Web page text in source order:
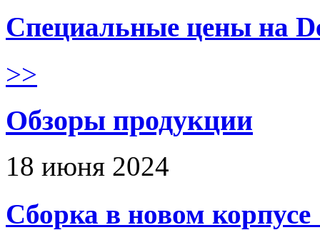
Специальные цены на
>>
Обзоры продукции
18 июня 2024
Сборка в новом